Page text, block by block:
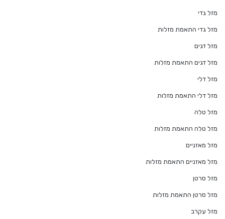
מזל גדי
מזל גדי התאמת מזלות
מזל דגים
מזל דגים התאמת מזלות
מזל דלי
מזל דלי התאמת מזלות
מזל טלה
מזל טלה התאמת מזלות
מזל מאזניים
מזל מאזניים התאמת מזלות
מזל סרטן
מזל סרטן התאמת מזלות
מזל עקרב